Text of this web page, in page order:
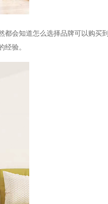
都会知道怎么选择品牌可以购买
验。